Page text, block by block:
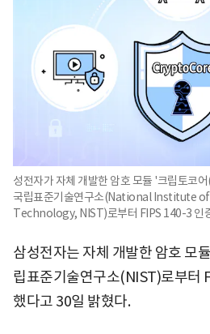
성전자가 자체 개발한 암호 모듈 '크립토코
국립표준기술연구소(National Institute
Technology, NIST)로부터 FIPS 140-3 인
삼성전자는 자체 개발한 암호 모
립표준기술연구소(NIST)로부터
했다고 30일 밝혔다.